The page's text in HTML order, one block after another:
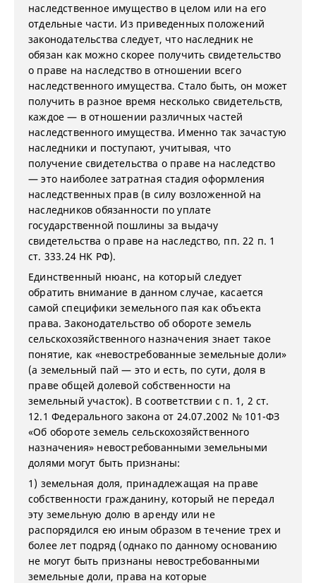
наследственное имущество в целом или на его
отдельные части. Из приведенных положений
законодательства следует, что наследник не
обязан как можно скорее получить свидетельство
о праве на наследство в отношении всего
наследственного имущества. Стало быть, он может
получить в разное время несколько свидетельств,
каждое — в отношении различных частей
наследственного имущества. Именно так зачастую
наследники и поступают, учитывая, что
получение свидетельства о праве на наследство
— это наиболее затратная стадия оформления
наследственных прав (в силу возложенной на
наследников обязанности по уплате
государственной пошлины за выдачу
свидетельства о праве на наследство, пп. 22 п. 1
ст. 333.24 НК РФ).
Единственный нюанс, на который следует
обратить внимание в данном случае, касается
самой специфики земельного пая как объекта
права. Законодательство об обороте земель
сельскохозяйственного назначения знает такое
понятие, как «невостребованные земельные доли»
(а земельный пай — это и есть, по сути, доля в
праве общей долевой собственности на
земельный участок). В соответствии с п. 1, 2 ст.
12.1 Федерального закона от 24.07.2002 № 101-ФЗ
«Об обороте земель сельскохозяйственного
назначения» невостребованными земельными
долями могут быть признаны:
1) земельная доля, принадлежащая на праве
собственности гражданину, который не передал
эту земельную долю в аренду или не
распорядился ею иным образом в течение трех и
более лет подряд (однако по данному основанию
не могут быть признаны невостребованными
земельные доли, права на которые